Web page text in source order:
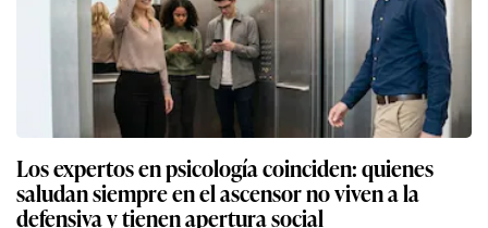
Los expertos en psicología coinciden: quienes
saludan siempre en el ascensor no viven a la
defensiva y tienen apertura social